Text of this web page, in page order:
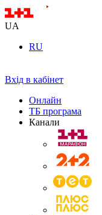
UA
RU
Вхід в кабінет
Онлайн
ТБ програма
Канали